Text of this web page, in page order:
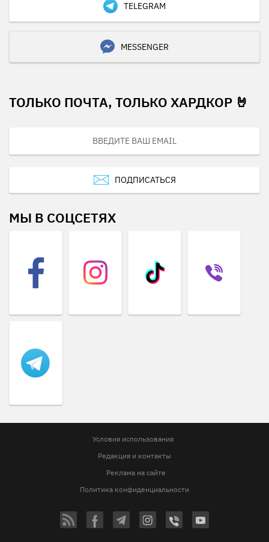
TELEGRAM
MESSENGER
ТОЛЬКО ПОЧТА, ТОЛЬКО ХАРДКОР 🤘
ПОДПИСАТЬСЯ
МЫ В СОЦСЕТЯХ
Условия использования
Редакция и контакты
Реклама на сайте
Политика конфиденциальности